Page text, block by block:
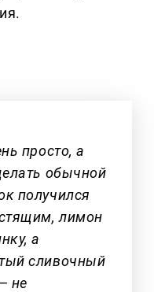
просто, а
обычной
получился
лимон
а
сливочный
не